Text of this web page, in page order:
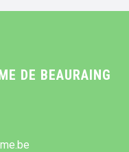
DE BEAURAING